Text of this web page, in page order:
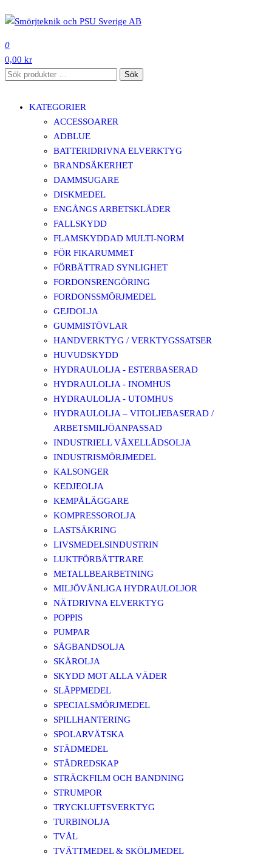
till
innehåll
0
0,00 kr
Sök
Sök
KATEGORIER
ACCESSOARER
ADBLUE
BATTERIDRIVNA ELVERKTYG
BRANDSÄKERHET
DAMMSUGARE
DISKMEDEL
ENGÅNGS ARBETSKLÄDER
FALLSKYDD
FLAMSKYDDAD MULTI-NORM
FÖR FIKARUMMET
FÖRBÄTTRAD SYNLIGHET
FORDONSRENGÖRING
FORDONSSMÖRJMEDEL
GEJDOLJA
GUMMISTÖVLAR
HANDVERKTYG / VERKTYGSSATSER
HUVUDSKYDD
HYDRAULOLJA - ESTERBASERAD
HYDRAULOLJA - INOMHUS
HYDRAULOLJA - UTOMHUS
HYDRAULOLJA – VITOLJEBASERAD /
ARBETSMILJÖANPASSAD
INDUSTRIELL VÄXELLÅDSOLJA
INDUSTRISMÖRJMEDEL
KALSONGER
KEDJEOLJA
KEMPÅLÄGGARE
KOMPRESSOROLJA
LASTSÄKRING
LIVSMEDELSINDUSTRIN
LUKTFÖRBÄTTRARE
METALLBEARBETNING
MILJÖVÄNLIGA HYDRAULOLJOR
NÄTDRIVNA ELVERKTYG
POPPIS
PUMPAR
SÅGBANDSOLJA
SKÄROLJA
SKYDD MOT ALLA VÄDER
SLÄPPMEDEL
SPECIALSMÖRJMEDEL
SPILLHANTERING
SPOLARVÄTSKA
STÄDMEDEL
STÄDREDSKAP
STRÄCKFILM OCH BANDNING
STRUMPOR
TRYCKLUFTSVERKTYG
TURBINOLJA
TVÅL
TVÄTTMEDEL & SKÖLJMEDEL